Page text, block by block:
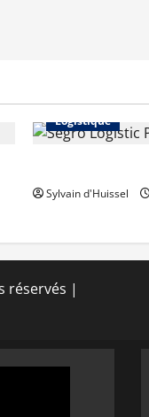
Logistique
Sylvain d'Huissel
réservés |